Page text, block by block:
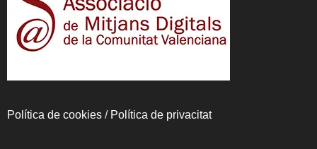
Política de cookies / Política de privacitat